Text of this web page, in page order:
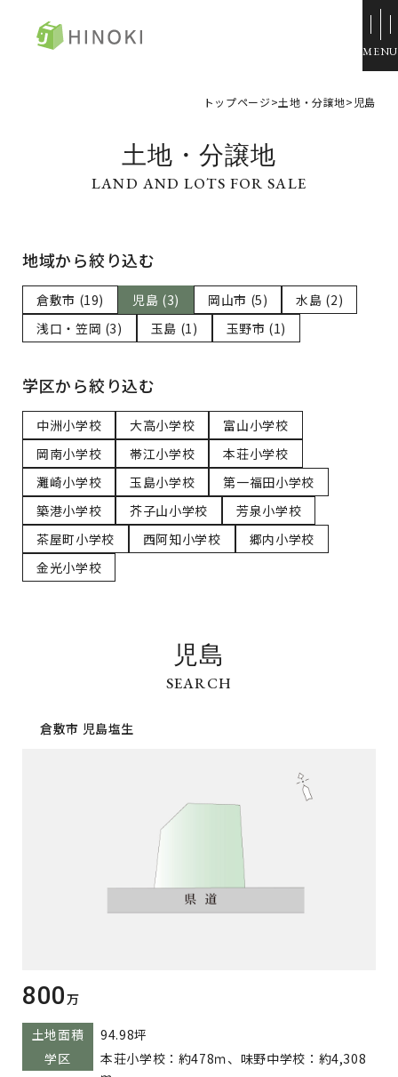
資料請求
トップページ
コンセプト
ひのきの家づくり
ラインナップ
コンフォート 間取一覧
覧
よくある質問
施工事例
お客様の声
リフォーム・
リノベーション
本社＆笹沖展示場
ハウジングモール倉敷
岡山支店
建売・中古 物件情報
土地情報
土地無料査定
資料請求
スタッフブログ
ひのきちゃんねる
会社概要
スタッフ紹介
最新情報を配信しています
トップページ>土地・分譲地> 児島
土地・分譲地
地域から絞り込む
倉敷市 (19) 児島 (3) 岡山市 (5)
水島 (2)
浅口・笠岡 (3)
玉島 (1) 玉野市 (1)
学区から絞り込む
中洲小学校 大高小学校
富山小学校
岡南小学校
帯江小学校
本荘小学校
灘崎小学校
玉島小学校
第一福田小学校
築港小学校
芥子山小学校
芳泉小学校
茶屋町小学校
西阿知小学校
郷内小学校
金光小学校
児島
倉敷市 児島塩生
800万
土地面積
94.98坪
学区
本荘小学校：約478ｍ、味野中学校：約4,308